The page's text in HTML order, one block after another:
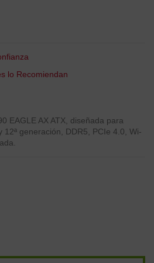
lo Recomiendan
EAGLE AX ATX, diseñada para
12ª generación, DDR5, PCIe 4.0, Wi-